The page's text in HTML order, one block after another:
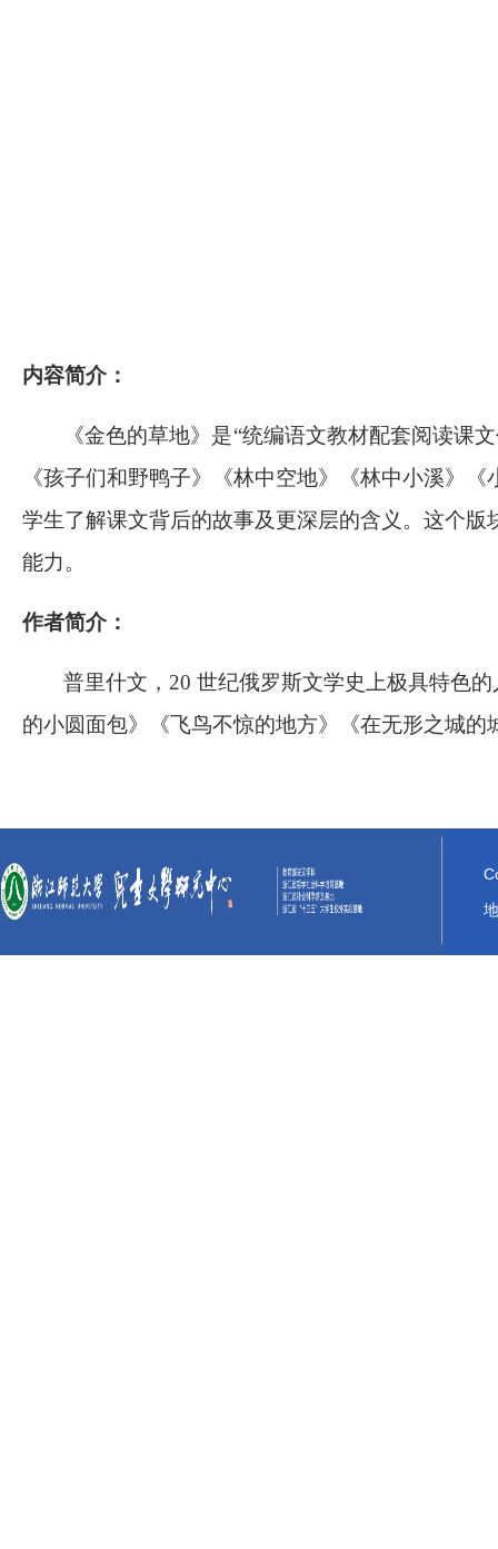
内容简介：
《金色的草地》是“统编语文教材配套阅读课
《孩子们和野鸭子》《林中空地》《林中小溪》《
学生了解课文背后的故事及更深层的含义。这个
能力。
作者简介：
普里什文， 20 世纪俄罗斯文学史上极具特色
的小圆面包》《飞鸟不惊的地方》《在无形之城